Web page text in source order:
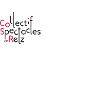
au
contenu